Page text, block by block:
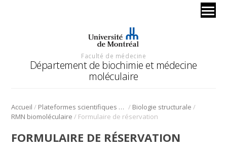
Faculté de médecine
Département de biochimie et médecine
moléculaire
Accueil / Plateformes scientifiques BMM / Biologie structurale /
RMN biomoléculaire / Formulaire de réservation
FORMULAIRE DE RÉSERVATION